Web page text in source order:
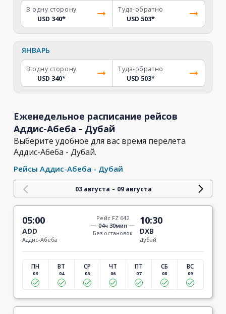
В одну сторону
USD 340*
Туда-обратно
USD 503*
ЯНВАРЬ
В одну сторону
USD 340*
Туда-обратно
USD 503*
Еженедельное расписание рейсов
Аддис-Абеба - Дубай
Выберите удобное для вас время перелета
Аддис-Абеба - Дубай.
Рейсы Аддис-Абеба - Дубай
03 августа - 09 августа
05:00
ADD
Аддис-Абеба
Рейс FZ 642
04ч 30мин
Без остановок
10:30
DXB
Дубай
ПН
03
ВТ
04
СР
05
ЧТ
06
ПТ
07
СБ
08
ВС
09